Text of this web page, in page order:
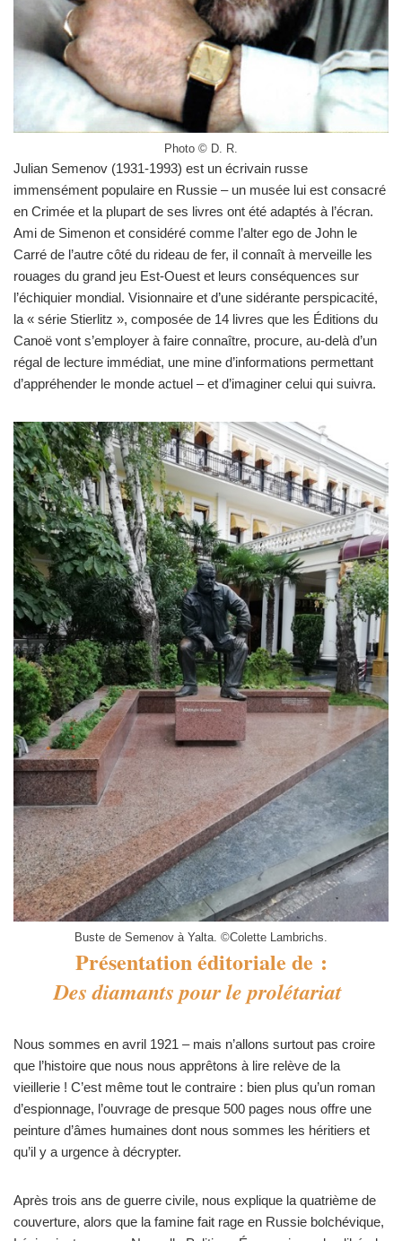
Photo © D. R.
Julian Semenov (1931-1993) est un écrivain russe
immensément populaire en Russie – un musée lui est consacré
en Crimée et la plupart de ses livres ont été adaptés à l’écran.
Ami de Simenon et considéré comme l’alter ego de John le
Carré de l’autre côté du rideau de fer, il connaît à merveille les
rouages du grand jeu Est-Ouest et leurs conséquences sur
l’échiquier mondial. Visionnaire et d’une sidérante perspicacité,
la « série Stierlitz », composée de 14 livres que les Éditions du
Canoë vont s’employer à faire connaître, procure, au-delà d’un
régal de lecture immédiat, une mine d’informations permettant
d’appréhender le monde actuel – et d’imaginer celui qui suivra.
Buste de Semenov à Yalta. ©Colette Lambrichs.
Présentation éditoriale de :
Des diamants pour le prolétariat
Nous sommes en avril 1921 – mais n’allons surtout pas croire
que l’histoire que nous nous apprêtons à lire relève de la
vieillerie ! C’est même tout le contraire : bien plus qu’un roman
d’espionnage, l’ouvrage de presque 500 pages nous offre une
peinture d’âmes humaines dont nous sommes les héritiers et
qu’il y a urgence à décrypter.
Après trois ans de guerre civile, nous explique la quatrième de
couverture, alors que la famine fait rage en Russie bolchévique,